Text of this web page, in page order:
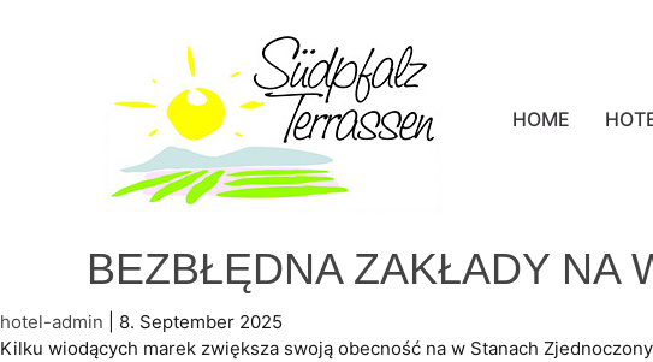
HOME
BEZBŁĘDNA ZAKŁADY NA
hotel-admin
8. September 2025
Kilku wiodących marek zwiększa swoją obecność na w Stanach